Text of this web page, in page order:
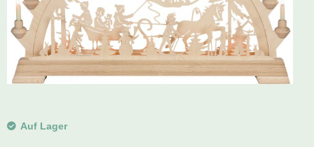
Pyramiden
Auf Lager